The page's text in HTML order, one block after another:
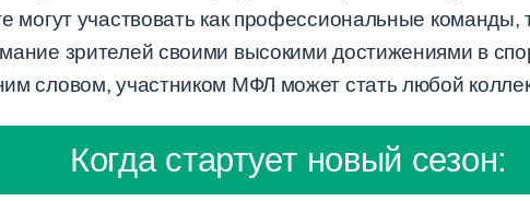
могут участвовать как профессиональные
зрителей своими высокими достижениями в
словом, участником МФЛ может стать любой
Когда стартует новый сезон: